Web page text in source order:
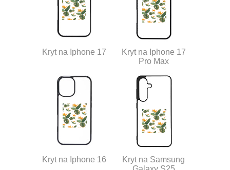
Kryt na Iphone 17
Kryt na Iphone 17
Pro Max
Kryt na Iphone 16
Kryt na Samsung